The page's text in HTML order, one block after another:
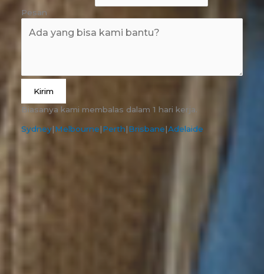
Pesan
Kirim
Biasanya kami membalas dalam 1 hari kerja.
Sydney|Melbourne|Perth|Brisbane|Adelaide